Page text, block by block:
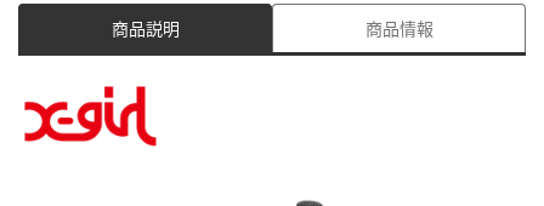
商品説明 商品情報